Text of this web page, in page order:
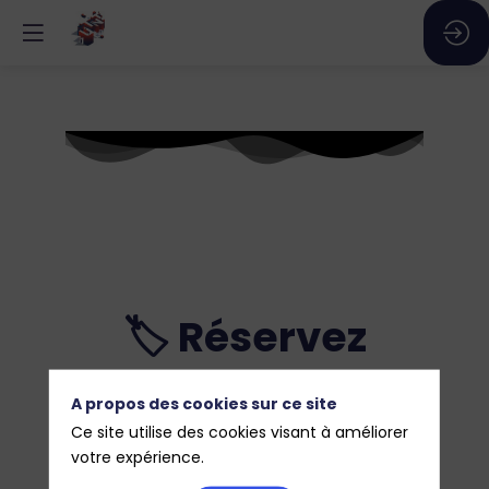
🏷️ Réservez
votre
A propos des cookies sur ce site
Ce site utilise des cookies visant à améliorer
votre expérience.